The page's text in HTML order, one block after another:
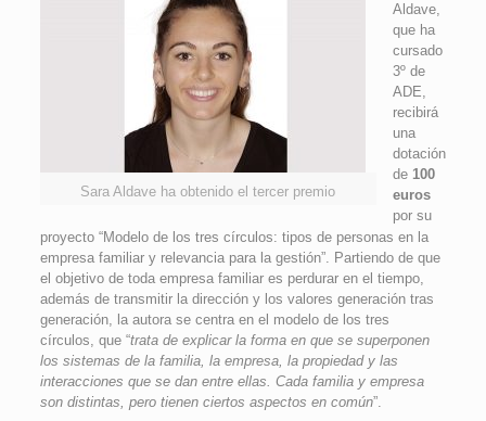
Sara Aldave ha obtenido el tercer premio
Aldave,
que ha
cursado
3º de
ADE,
recibirá
una
dotación
de 100
euros
por su
proyecto “Modelo de los tres círculos: tipos de personas en la
empresa familiar y relevancia para la gestión”. Partiendo de que
el objetivo de toda empresa familiar es perdurar en el tiempo,
además de transmitir la dirección y los valores generación tras
generación, la autora se centra en el modelo de los tres
círculos, que “trata de explicar la forma en que se superponen
los sistemas de la familia, la empresa, la propiedad y las
interacciones que se dan entre ellas. Cada familia y empresa
son distintas, pero tienen ciertos aspectos en común”.